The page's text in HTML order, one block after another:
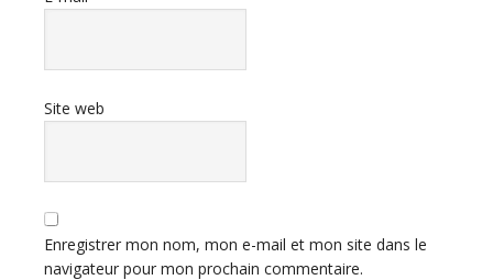
Site web
Enregistrer mon nom, mon e-mail et mon site dans le
navigateur pour mon prochain commentaire.